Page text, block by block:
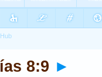
8:9 ►